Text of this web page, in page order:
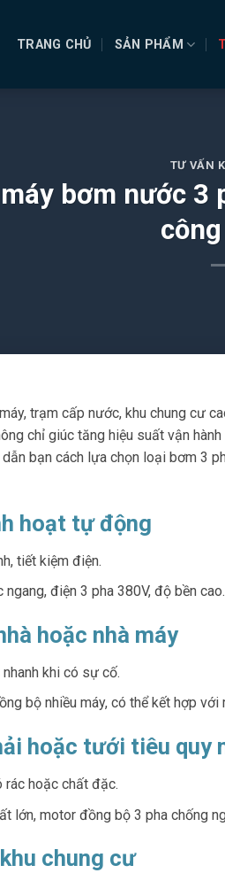
TRANG CHỦ SẢN PHẨM
TƯ VẤN
bơm nước
trạm cấp nước, khu chung cư
chỉ giúc tăng hiệu suất vận
bạn cách lựa chọn loại bơm 3
hoạt tự động
tiết kiệm điện.
điện 3 pha 380V, độ bền cao.
hoặc nhà máy
khi có sự cố.
bộ nhiều máy, có thể kết hợp với
hoặc tưới tiêu quy
rác hoặc chất đặc.
lớn, motor đồng bộ 3 pha chống
chung cư